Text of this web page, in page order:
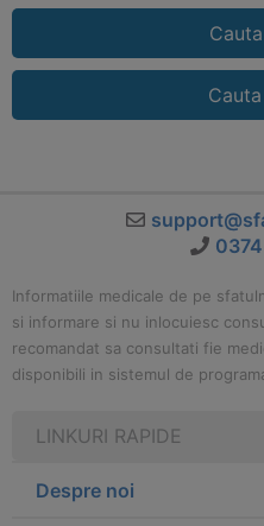
Informatiile medicale de pe
si informare si nu inlocuiesc
recomandat sa consultati fie
disponibili in sistemul de
LINKURI RAPIDE
Despre noi